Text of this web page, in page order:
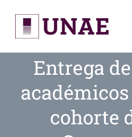
content
Entrega
cohorte